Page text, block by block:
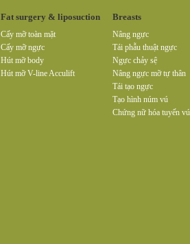
Fat surgery & liposuction
Cấy mỡ toàn mặt
Cấy mỡ ngực
Hút mỡ body
Hút mỡ V-line Acculift
Breasts
Nâng ngực
Tái phẫu thuật ngực
Ngực chảy sệ
Nâng ngực mỡ tự thân
Tái tạo ngực
Tạo hình núm vú
Chứng nữ hóa tuyến vú